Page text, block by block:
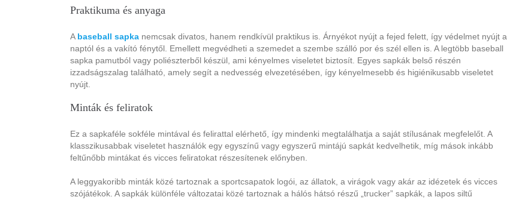
Praktikuma és anyaga
A baseball sapka nemcsak divatos, hanem rendkívül praktikus is. Árnyékot nyújt a fejed felett, így védelmet nyújt a
naptól és a vakító fénytől. Emellett megvédheti a szemedet a szembe szálló por és szél ellen is. A legtöbb baseball
sapka pamutból vagy poliészterből készül, ami kényelmes viseletet biztosít. Egyes sapkák belső részén
izzadságszalag található, amely segít a nedvesség elvezetésében, így kényelmesebb és higiénikusabb viseletet
nyújt.
Minták és feliratok
Ez a sapkaféle sokféle mintával és felirattal elérhető, így mindenki megtalálhatja a saját stílusának megfelelőt. A
klasszikusabbak viseletet használók egy egyszínű vagy egyszerű mintájú sapkát kedvelhetik, míg mások inkább
feltűnőbb mintákat és vicces feliratokat részesítenek előnyben.
A leggyakoribb minták közé tartoznak a sportcsapatok logói, az állatok, a virágok vagy akár az idézetek és vicces
szójátékok. A sapkák különféle változatai közé tartoznak a hálós hátsó részű „trucker” sapkák, a lapos siltű